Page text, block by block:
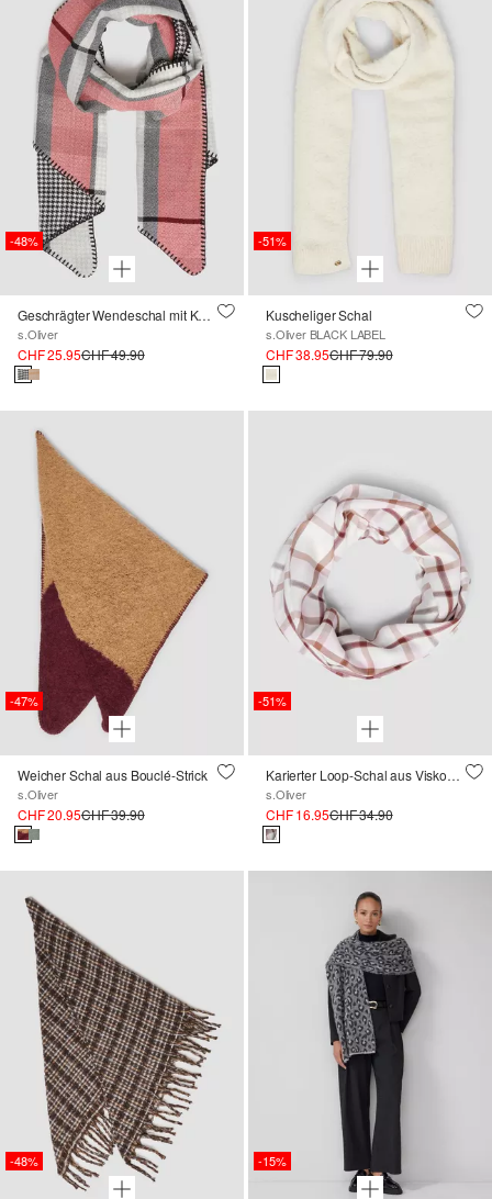
-48%
Geschrägter Wendeschal mit Karo- und Hahnentritt-Muster
s.Oliver
CHF 25.95CHF 49.90
-51%
Kuscheliger Schal
s.Oliver BLACK LABEL
CHF 38.95CHF 79.90
-47%
Weicher Schal aus Bouclé-Strick
s.Oliver
CHF 20.95CHF 39.90
-51%
Karierter Loop-Schal aus Viskose-Modal-Mix
s.Oliver
CHF 16.95CHF 34.90
-48% -15%